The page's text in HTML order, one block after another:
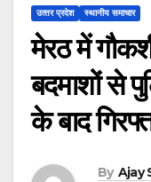
उत्‍तर प्रदेश स्थानीय समाचार
मेरठ में
बदमाशों से
के बाद
By Ajay